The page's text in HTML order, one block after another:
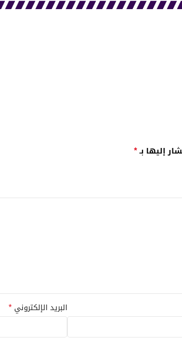
إليها بـ*
البريد الإلكتروني *